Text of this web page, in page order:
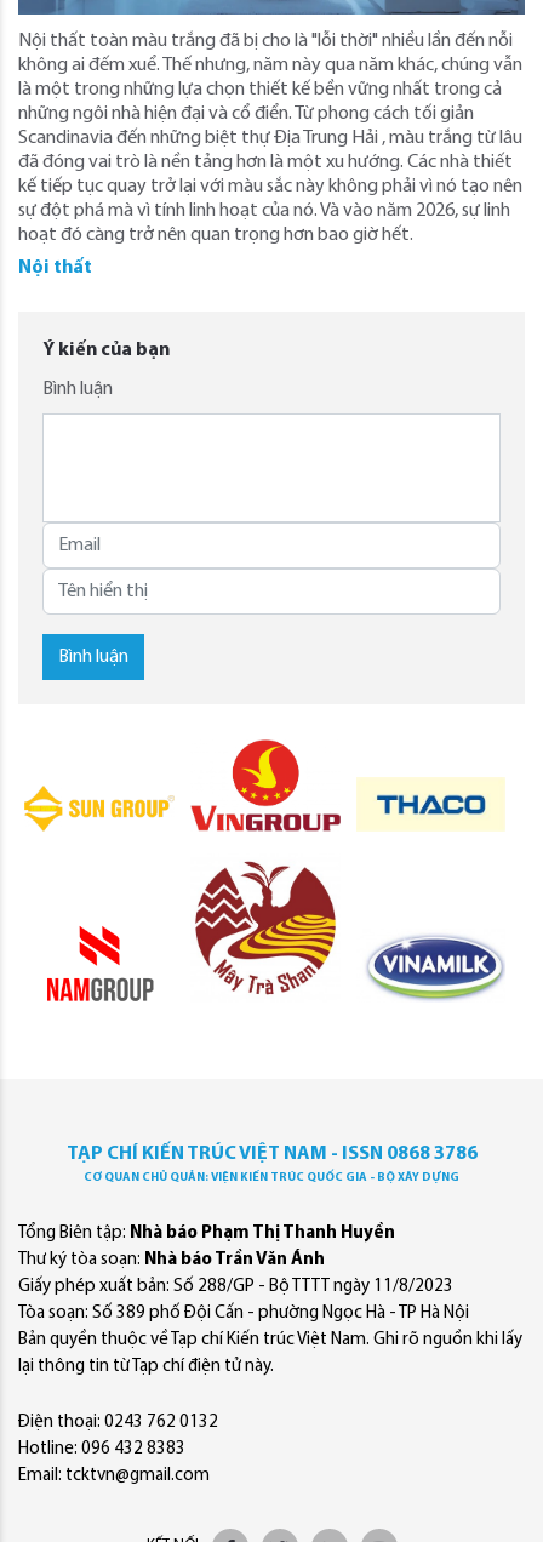
Nội thất toàn màu trắng đã bị cho là "lỗi thời" nhiều lần đến nỗi
không ai đếm xuể. Thế nhưng, năm này qua năm khác, chúng vẫn
là một trong những lựa chọn thiết kế bền vững nhất trong cả
những ngôi nhà hiện đại và cổ điển. Từ phong cách tối giản
Scandinavia đến những biệt thự Địa Trung Hải , màu trắng từ lâu
đã đóng vai trò là nền tảng hơn là một xu hướng. Các nhà thiết
kế tiếp tục quay trở lại với màu sắc này không phải vì nó tạo nên
sự đột phá mà vì tính linh hoạt của nó. Và vào năm 2026, sự linh
hoạt đó càng trở nên quan trọng hơn bao giờ hết.
Nội thất
Ý kiến của bạn
Bình luận
Bình luận
TẠP CHÍ KIẾN TRÚC VIỆT NAM - ISSN 0868 3786
CƠ QUAN CHỦ QUẢN: VIỆN KIẾN TRÚC QUỐC GIA - BỘ XÂY DỰNG
Tổng Biên tập: Nhà báo Phạm Thị Thanh Huyền
Thư ký tòa soạn: Nhà báo Trần Văn Ánh
Giấy phép xuất bản: Số 288/GP - Bộ TTTT ngày 11/8/2023
Tòa soạn: Số 389 phố Đội Cấn - phường Ngọc Hà - TP Hà Nội
Bản quyền thuộc về Tạp chí Kiến trúc Việt Nam. Ghi rõ nguồn khi lấy
lại thông tin từ Tạp chí điện tử này.
Điện thoại: 0243 762 0132
Hotline: 096 432 8383
Email: tcktvn@gmail.com